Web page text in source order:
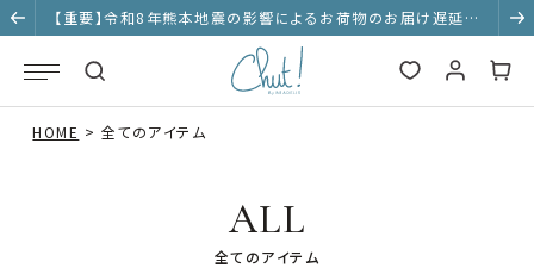
【重要】令和8年熊本地震の影響によるお荷物のお届け遅延に
ついて
HOME 全てのアイテム
ALL
全てのアイテム